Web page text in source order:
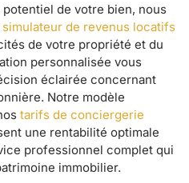
de votre bien, nous
simulateur de revenus locatifs
de votre propriété et du
personnalisée vous
éclairée concernant
Notre modèle
tarifs de conciergerie
une rentabilité optimale
professionnel complet qui
immobilier.